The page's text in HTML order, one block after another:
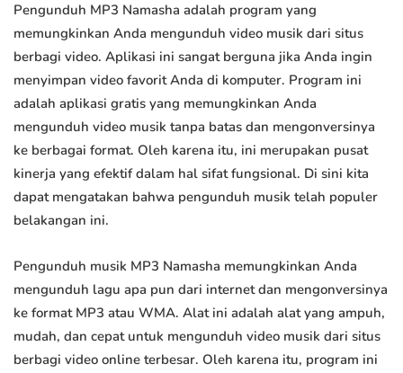
Pengunduh MP3 Namasha adalah program yang
memungkinkan Anda mengunduh video musik dari situs
berbagi video. Aplikasi ini sangat berguna jika Anda ingin
menyimpan video favorit Anda di komputer. Program ini
adalah aplikasi gratis yang memungkinkan Anda
mengunduh video musik tanpa batas dan mengonversinya
ke berbagai format. Oleh karena itu, ini merupakan pusat
kinerja yang efektif dalam hal sifat fungsional. Di sini kita
dapat mengatakan bahwa pengunduh musik telah populer
belakangan ini.
Pengunduh musik MP3 Namasha memungkinkan Anda
mengunduh lagu apa pun dari internet dan mengonversinya
ke format MP3 atau WMA. Alat ini adalah alat yang ampuh,
mudah, dan cepat untuk mengunduh video musik dari situs
berbagi video online terbesar. Oleh karena itu, program ini